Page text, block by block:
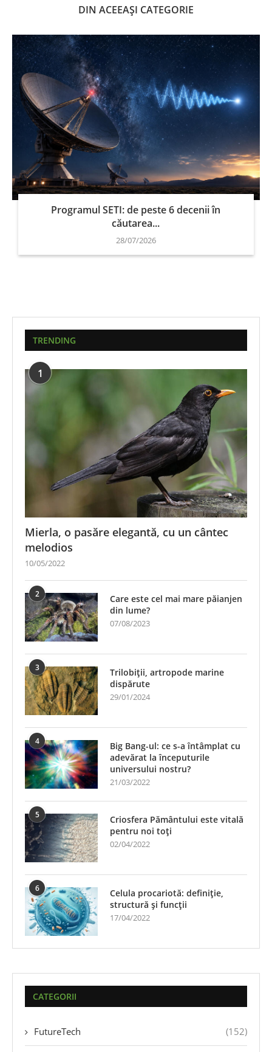
DIN ACEEAȘI CATEGORIE
Programul SETI: de peste 6 decenii în
căutarea...
28/07/2026
TRENDING
1
Mierla, o pasăre elegantă, cu un cântec
melodios
10/05/2022
2
Care este cel mai mare păianjen
din lume?
07/08/2023
3
Trilobiții, artropode marine
dispărute
29/01/2024
4
Big Bang-ul: ce s-a întâmplat cu
adevărat la începuturile
universului nostru?
21/03/2022
5
Criosfera Pământului este vitală
pentru noi toți
02/04/2022
6
Celula procariotă: definiție,
structură și funcții
17/04/2022
CATEGORII
FutureTech (152)